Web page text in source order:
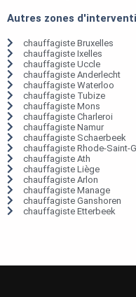
Autres zones
chauffagiste Bruxelles
chauffagiste Ixelles
chauffagiste Uccle
chauffagiste Anderlecht
chauffagiste Waterloo
chauffagiste Tubize
chauffagiste Mons
chauffagiste Charleroi
chauffagiste Namur
chauffagiste Schaerbeek
chauffagiste Rhode-Saint-
chauffagiste Ath
chauffagiste Liège
chauffagiste Arlon
chauffagiste Manage
chauffagiste Ganshoren
chauffagiste Etterbeek